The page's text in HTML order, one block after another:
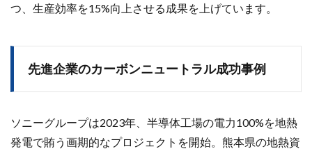
つ、生産効率を15%向上させる成果を上げています。
先進企業のカーボンニュートラル成功事例
ソニーグループは2023年、半導体工場の電力100%を地熱
発電で賄う画期的なプロジェクトを開始。熊本県の地熱資